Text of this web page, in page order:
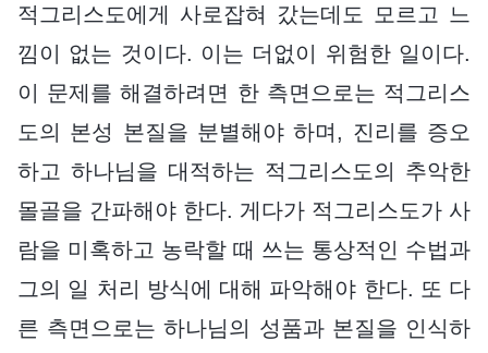
적그리스도에게 사로잡혀 갔는데도 모르고 느
낌이 없는 것이다. 이는 더없이 위험한 일이다.
이 문제를 해결하려면 한 측면으로는 적그리스
도의 본성 본질을 분별해야 하며, 진리를 증오
하고 하나님을 대적하는 적그리스도의 추악한
몰골을 간파해야 한다. 게다가 적그리스도가 사
람을 미혹하고 농락할 때 쓰는 통상적인 수법과
그의 일 처리 방식에 대해 파악해야 한다. 또 다
른 측면으로는 하나님의 성품과 본질을 인식하